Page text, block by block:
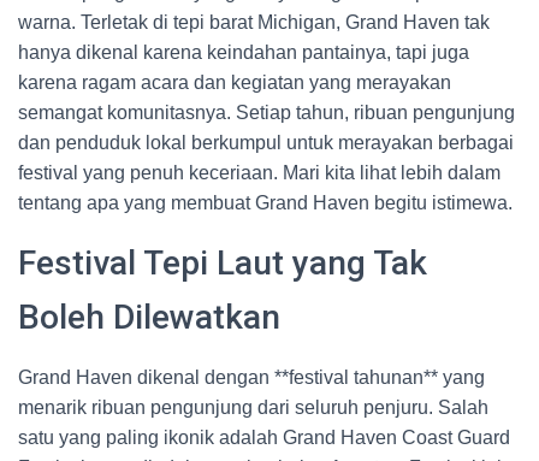
warna. Terletak di tepi barat Michigan, Grand Haven tak
hanya dikenal karena keindahan pantainya, tapi juga
karena ragam acara dan kegiatan yang merayakan
semangat komunitasnya. Setiap tahun, ribuan pengunjung
dan penduduk lokal berkumpul untuk merayakan berbagai
festival yang penuh keceriaan. Mari kita lihat lebih dalam
tentang apa yang membuat Grand Haven begitu istimewa.
Festival Tepi Laut yang Tak
Boleh Dilewatkan
Grand Haven dikenal dengan **festival tahunan** yang
menarik ribuan pengunjung dari seluruh penjuru. Salah
satu yang paling ikonik adalah Grand Haven Coast Guard